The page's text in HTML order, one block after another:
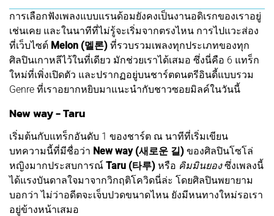
การเลือกฟังเพลงแบบแรนด้อมยังคงเป็นงานอดิเรกของเราอยู่
เช่นเคย และในนาทีที่ไม่รู้จะเริ่มจากตรงไหน การไปแวะส่อง
ที่เว็บไซต์ Melon (멜론) ที่รวบรวมเพลงทุกประเภทของทุก
ศิลปินเกาหลีไว้ในที่เดียว มักช่วยเราได้เสมอ ซึ่งนี่คือ 6 แทร็ก
ใหม่ที่เพิ่งเปิดตัว และปรากฏอยู่บนชาร์ตดนตรีอินดี้แบบรวม
Genre ที่เราอยากหยิบมาแนะนำกับชาวซอยมิลค์ในวันนี้
New way - Taru
เริ่มต้นกับแทร็กอันดับ 1 ของชาร์ต ณ นาทีที่เริ่มเขียน
บทความนี้ที่มีชื่อว่า New way (새로운 길) ของศิลปินโซโล่
หญิงมากประสบการณ์ Taru (타루) หรือ คิมมินยองซึ่งเพลงนี้
ได้แรงบันดาลใจมาจากวิกฤติโควิดนี่ล่ะ โดยศิลปินพยายาม
บอกว่า ไม่ว่าอดีตจะเจ็บปวดขนาดไหน ยังมีหนทางใหม่รอเรา
อยู่ข้างหน้าเสมอ